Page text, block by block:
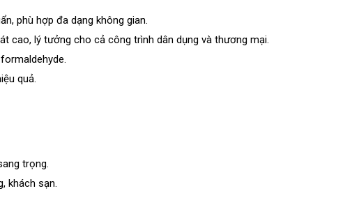
phù hợp đa dạng không gian.
cao, lý tưởng cho cả công trình dân dụng và thương mại.
quả.
trọng.
khách sạn.